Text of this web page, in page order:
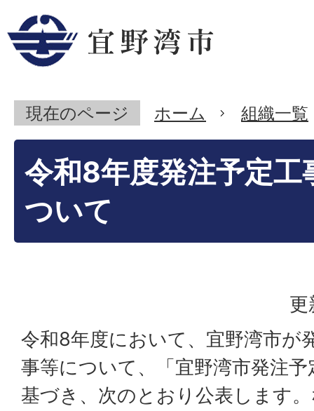
現在のページ ホーム 組織一覧
令和8年度発注予定工
ついて
更
令和8年度において、宜野湾市が
事等について、「宜野湾市発注
基づき、次のとおり公表します